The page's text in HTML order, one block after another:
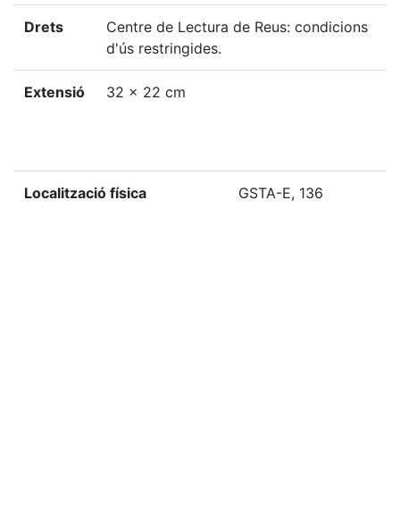
Drets
Centre de Lectura de Reus: condicions
d'ús restringides.
Extensió 32 x 22 cm
Localització física GSTA-E, 136